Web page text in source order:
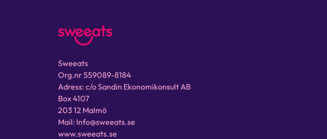
Sweeats
Org.nr 559089-8184
Adress: c/o Sandin Ekonomikonsult AB
Box 4107
203 12 Malmö
Mail: Info@sweeats.se
www.sweeats.se